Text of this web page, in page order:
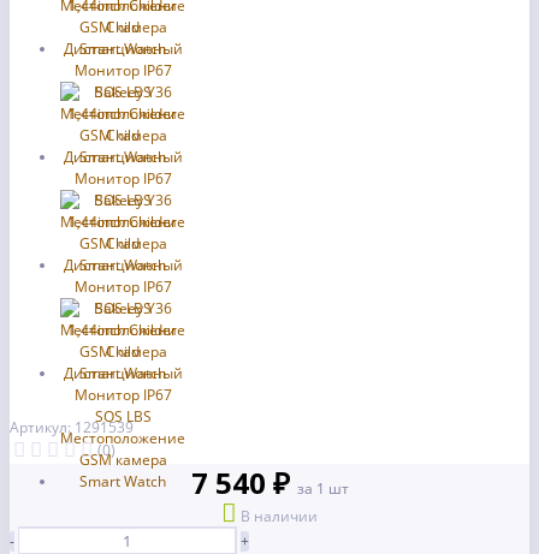
Артикул: 1291539
(0)
7 540 ₽ за 1 шт
В наличии
-
+